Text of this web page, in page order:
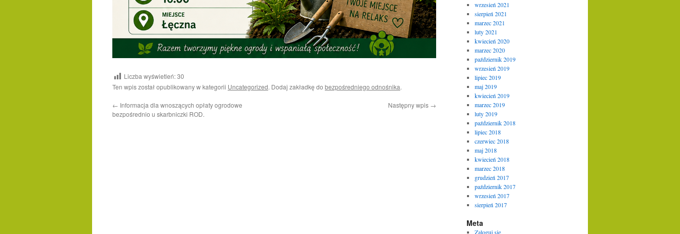
Liczba wyświetleń:30
Ten wpis został opublikowany w kategorii Uncategorized. Dodaj zakładkę do bezpośredniego odnośnika.
← Informacja dla wnoszących opłaty ogrodowe
bezpośrednio u skarbniczki ROD.
Następny wpis →
wrzesień 2021
sierpień 2021
marzec 2021
luty 2021
kwiecień 2020
marzec 2020
październik 2019
wrzesień 2019
lipiec 2019
maj 2019
kwiecień 2019
marzec 2019
luty 2019
październik 2018
lipiec 2018
czerwiec 2018
maj 2018
kwiecień 2018
marzec 2018
grudzień 2017
październik 2017
wrzesień 2017
sierpień 2017
Meta
Zaloguj się